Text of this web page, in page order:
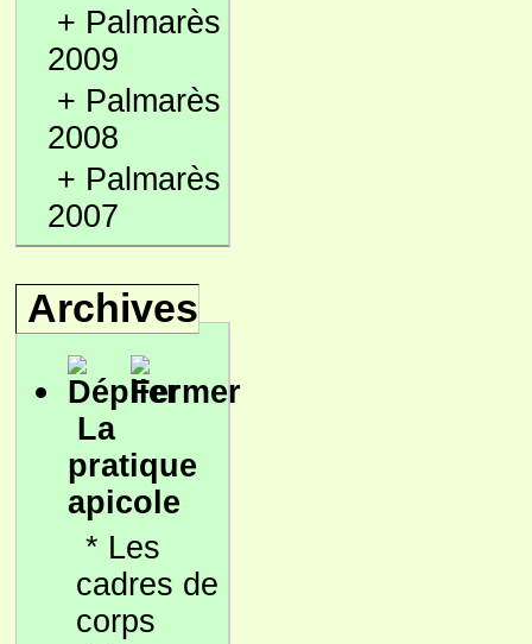
+ Palmarès
2009
+ Palmarès
2008
+ Palmarès
2007
Archives
La
pratique
apicole
* Les
cadres de
corps